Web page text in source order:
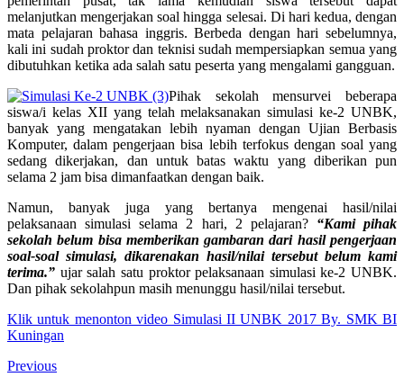
melanjutkan mengerjakan soal hingga selesai. Di hari kedua, dengan
mata pelajaran bahasa inggris. Berbeda dengan hari sebelumnya,
kali ini sudah proktor dan teknisi sudah mempersiapkan semua yang
dibutuhkan ketika ada salah satu peserta yang mengalami gangguan.
Pihak sekolah mensurvei beberapa
siswa/i kelas XII yang telah melaksanakan simulasi ke-2 UNBK,
banyak yang mengatakan lebih nyaman dengan Ujian Berbasis
Komputer, dalam pengerjaan bisa lebih terfokus dengan soal yang
sedang dikerjakan, dan untuk batas waktu yang diberikan pun
selama 2 jam bisa dimanfaatkan dengan baik.
Namun, banyak juga yang bertanya mengenai hasil/nilai
pelaksanaan simulasi selama 2 hari, 2 pelajaran? “Kami pihak
sekolah belum bisa memberikan gambaran dari hasil pengerjaan
soal-soal simulasi, dikarenakan hasil/nilai tersebut belum kami
terima.” ujar salah satu proktor pelaksanaan simulasi ke-2 UNBK.
Dan pihak sekolahpun masih menunggu hasil/nilai tersebut.
Klik untuk menonton video Simulasi II UNBK 2017 By. SMK BI
Kuningan
Previous